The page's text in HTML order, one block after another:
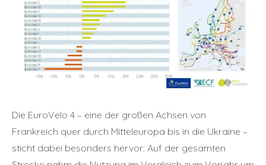
Die EuroVelo 4 – eine der großen Achsen von
Frankreich quer durch Mitteleuropa bis in die Ukraine –
sticht dabei besonders hervor: Auf der gesamten